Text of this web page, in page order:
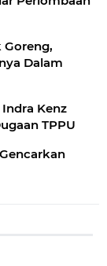
Goreng,
Dalam
Indra Kenz
TPPU